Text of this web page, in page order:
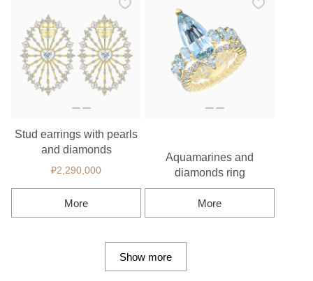
₽2,290,000
Stud earrings with pearls
and diamonds
More
Aquamarines and
diamonds ring
More
Show more